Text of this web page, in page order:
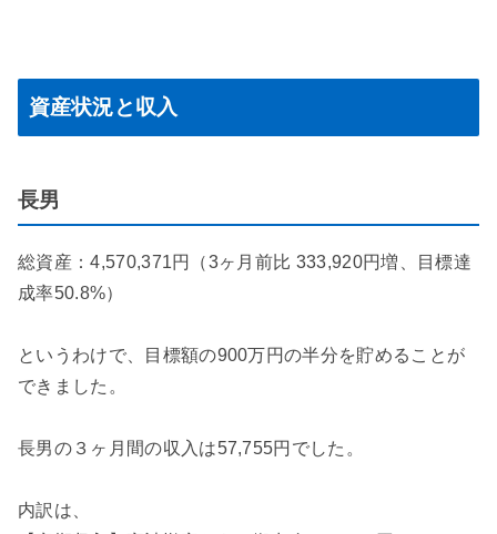
資産状況と収入
長男
総資産：4,570,371円（3ヶ月前比 333,920円増、目標達
成率50.8%）
というわけで、目標額の900万円の半分を貯めることが
できました。
長男の３ヶ月間の収入は57,755円でした。
内訳は、